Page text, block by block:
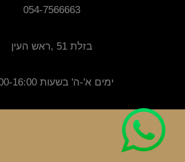
054-7566663
בזלת 51 ,ראש העין
ימים א'-ה' בשעות 9:00-16:00